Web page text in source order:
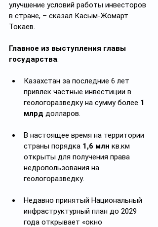
улучшение условий работы инвесторов
в стране, – сказал Касым-Жомарт
Токаев.
Главное из выступления главы
государства.
Казахстан за последние 6 лет
привлек частные инвестиции в
геологоразведку на сумму более 1
млрд долларов.
В настоящее время на территории
страны порядка 1,6 млн кв.км
открыты для получения права
недропользования на
геологоразведку.
Недавно принятый Национальный
инфраструктурный план до 2029
года открывает «окно